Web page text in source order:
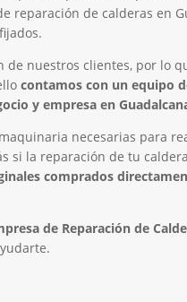
reparación de calderas en
de nuestros clientes, por lo
contamos con un equipo
y empresa en
necesarias para
si la reparación de tu
comprados
de Reparación de